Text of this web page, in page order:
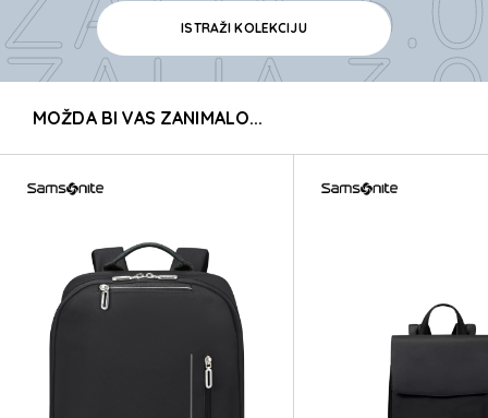
ZALIA 3.0
ZALIA 3.0
ZALIA 3.0
ZALIA 3.0
ISTRAŽI KOLEKCIJU
MOŽDA BI VAS ZANIMALO...